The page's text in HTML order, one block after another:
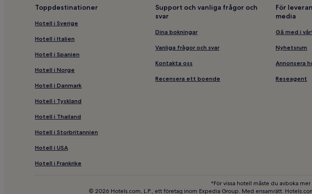
Hotell i närheten av Rocksjön station
Hotell i närheten av Jönköpings Läns Museum
Hotell i Lekeryd
Hotell i Ödestugu
Hotell i Lovsjö
Hbtqia-Vänliga hotell i Jönköping
Hotell i närheten av Huskvarna station
Toppdestinationer
Hotell i Sverige
Hotell i Italien
Hotell i Spanien
Hotell i Norge
Hotell i Danmark
Hotell i Tyskland
Hotell i Thailand
Hotell i Storbritannien
Hotell i USA
Hotell i Frankrike
Support och vanliga frågor och
svar
Dina bokningar
Vanliga frågor och svar
Kontakta oss
Recensera ett boende
För
media
Gå med i
Nyhetsrum
Annonsera
Reseagent
*För vissa hotell måste du avboka
© 2026 Hotels.com, L.P., ett företag inom Expedia Group. Med ensamrätt.